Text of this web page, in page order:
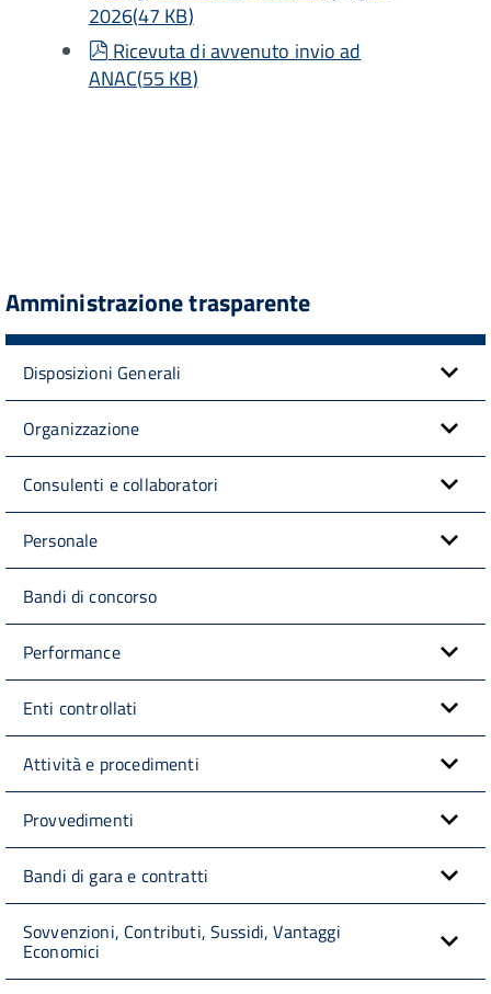
2026(47 KB)
pdf
Ricevuta di avvenuto invio ad
ANAC(55 KB)
Amministrazione trasparente
Disposizioni Generali
Organizzazione
Consulenti e collaboratori
Personale
Bandi di concorso
Performance
Enti controllati
Attività e procedimenti
Provvedimenti
Bandi di gara e contratti
Sovvenzioni, Contributi, Sussidi, Vantaggi
Economici